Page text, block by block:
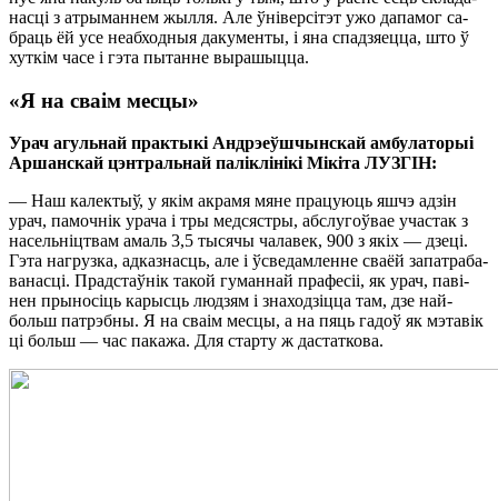
нас­ці з атры­ман­нем жыл­ля. Але ўні­вер­сі­тэт ужо да­па­мог са­
браць ёй усе не­аб­ход­ныя да­ку­мен­ты, і яна спа­дзя­ец­ца, што ў
хут­кім ча­се і гэ­та пы­тан­не вы­ра­шыц­ца.
«Я на сваім месцы»
Урач агуль­най прак­ты­кі Анд­рэ­еў­шчын­скай ам­бу­ла­то­рыі
Ар­шан­скай цэнт­раль­най па­лі­клі­ні­кі Мі­кі­та ЛУЗ­ГІН:
— Наш ка­лек­тыў, у якім акра­мя мя­не пра­цу­юць яшчэ адзін
урач, па­моч­нік ура­ча і тры мед­сяст­ры, аб­слу­гоў­вае учас­так з
на­сель­ніц­твам амаль 3,5 ты­ся­чы ча­ла­век, 900 з якіх — дзе­ці.
Гэ­та на­груз­ка, ад­каз­насць, але і ўсве­дам­лен­не сва­ёй за­па­тра­ба­
ва­нас­ці. Прад­стаў­нік та­кой гу­ман­най пра­фе­сіі, як урач, па­ві­
нен пры­но­сіць ка­рысць лю­дзям і зна­хо­дзіц­ца там, дзе най­
больш па­трэб­ны. Я на сва­ім мес­цы, а на пяць га­доў як мэ­та­вік
ці больш — час па­ка­жа. Для стар­ту ж да­стат­ко­ва.